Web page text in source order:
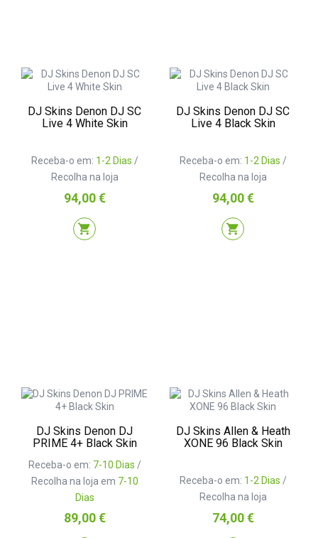
DJ Skins Denon DJ SC
Live 4 White Skin
Receba-o em: 1-2 Dias /
Recolha na loja
Preço
94,00 €
shopping_cart
DJ Skins Denon DJ SC
Live 4 Black Skin
Receba-o em: 1-2 Dias /
Recolha na loja
Preço
94,00 €
shopping_cart
DJ Skins Denon DJ
PRIME 4+ Black Skin
Receba-o em: 7-10 Dias /
Recolha na loja em 7-10
Dias
Preço
89,00 €
DJ Skins Allen & Heath
XONE 96 Black Skin
Receba-o em: 1-2 Dias /
Recolha na loja
Preço
74,00 €